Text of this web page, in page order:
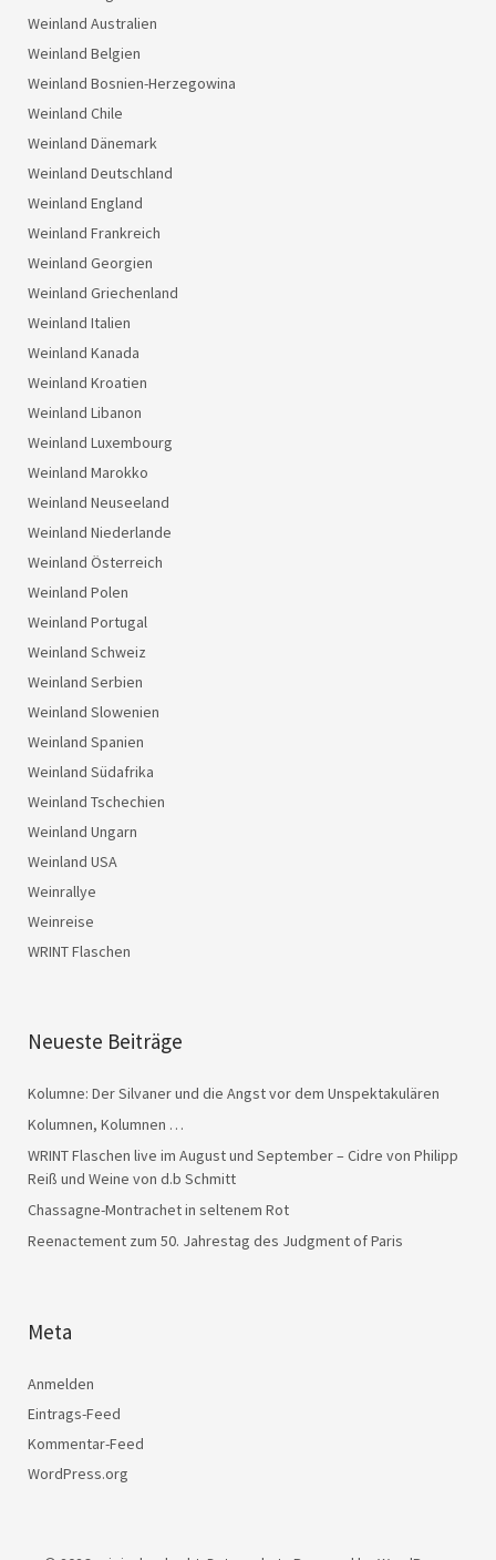
Weinland Australien
Weinland Belgien
Weinland Bosnien-Herzegowina
Weinland Chile
Weinland Dänemark
Weinland Deutschland
Weinland England
Weinland Frankreich
Weinland Georgien
Weinland Griechenland
Weinland Italien
Weinland Kanada
Weinland Kroatien
Weinland Libanon
Weinland Luxembourg
Weinland Marokko
Weinland Neuseeland
Weinland Niederlande
Weinland Österreich
Weinland Polen
Weinland Portugal
Weinland Schweiz
Weinland Serbien
Weinland Slowenien
Weinland Spanien
Weinland Südafrika
Weinland Tschechien
Weinland Ungarn
Weinland USA
Weinrallye
Weinreise
WRINT Flaschen
Neueste Beiträge
Kolumne: Der Silvaner und die Angst vor dem Unspektakulären
Kolumnen, Kolumnen …
WRINT Flaschen live im August und September – Cidre von Philipp
Reiß und Weine von d.b Schmitt
Chassagne-Montrachet in seltenem Rot
Reenactement zum 50. Jahrestag des Judgment of Paris
Meta
Anmelden
Eintrags-Feed
Kommentar-Feed
WordPress.org